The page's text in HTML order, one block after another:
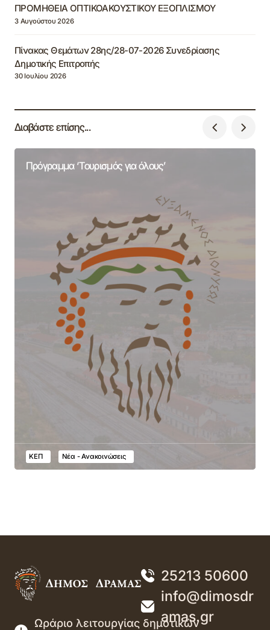
ΠΡΟΜΗΘΕΙΑ ΟΠΤΙΚΟΑΚΟΥΣΤΙΚΟΥ ΕΞΟΠΛΙΣΜΟΥ
3 Αυγούστου 2026
Πίνακας Θεμάτων 28ης/28-07-2026 Συνεδρίασης
Δημοτικής Επιτροπής
30 Ιουλίου 2026
Διαβάστε επίσης...
Πρόγραμμα ‘Τουρισμός για όλους’
ΚΕΠ Νέα - Ανακοινώσεις
25213 50600
info@dimosdr
amas.gr
Ωράριο λειτουργίας δημοτικών